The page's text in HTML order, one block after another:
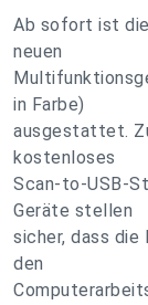
Ab sofort ist
neuen
in Farbe)
ausgestattet.
kostenloses
Scan-to-USB-
Geräte stellen
sicher, dass die
den